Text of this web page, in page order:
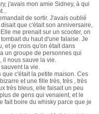
j'avais mon amie Sidney, à qui
de sortir. J'avais oublié
que c'était son anniversaire,
me prenait sur un scooter, on
du haut d'une falaise. Je
et je crois qu'on était dans
un groupe de personnes qui
il nous sauve la vie.
la vie.
c'était la petite maison. Ces
et une fille très, très , très
très bleus, elle faisait un peu
de gens qui venaient, et le
fait boire du whisky parce que je